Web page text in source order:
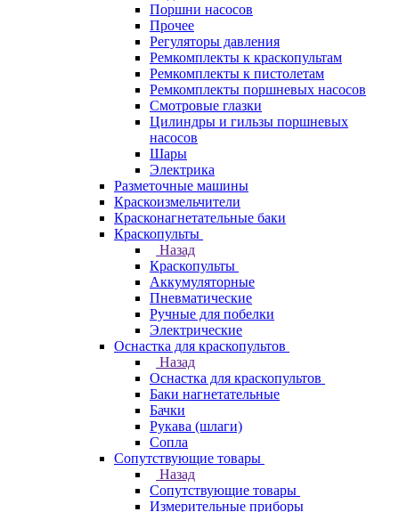
Поршни насосов
Прочее
Регуляторы давления
Ремкомплекты к краскопультам
Ремкомплекты к пистолетам
Ремкомплекты поршневых насосов
Смотровые глазки
Цилиндры и гильзы поршневых
насосов
Шары
Электрика
Разметочные машины
Краскоизмельчители
Красконагнетательные баки
Краскопульты
Назад
Краскопульты
Аккумуляторные
Пневматические
Ручные для побелки
Электрические
Оснастка для краскопультов
Назад
Оснастка для краскопультов
Баки нагнетательные
Бачки
Рукава (шлаги)
Сопла
Сопутствующие товары
Назад
Сопутствующие товары
Измерительные приборы